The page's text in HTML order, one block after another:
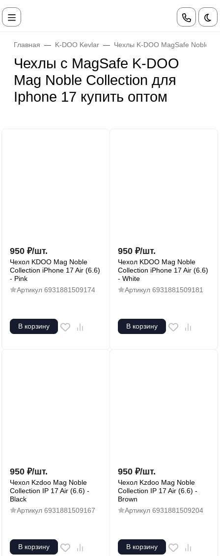
Главная K-DOO Kevlar Чехлы K-DOO MagSafe Noble
Чехлы с MagSafe K-DOO
Mag Noble Collection для
Iphone 17 купить оптом
950 ₽/шт.
Чехол KDOO Mag Noble
Collection iPhone 17 Air (6.6)
- Pink
Артикул 6931881509174
В корзину
950 ₽/шт.
Чехол KDOO Mag Noble
Collection iPhone 17 Air (6.6)
- White
Артикул 6931881509181
В корзину
950 ₽/шт.
Чехол Kzdoo Mag Noble
Collection IP 17 Air (6.6) -
Black
Артикул 6931881509167
В корзину
950 ₽/шт.
Чехол Kzdoo Mag Noble
Collection IP 17 Air (6.6) -
Brown
Артикул 6931881509204
В корзину